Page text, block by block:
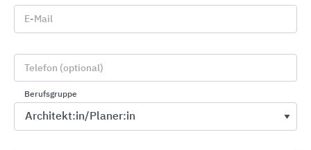
E-Mail
Telefon (optional)
Berufsgruppe